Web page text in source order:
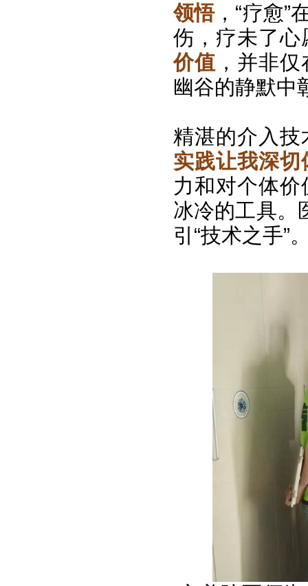
领悟，“疗愈”
伤，疗未了
价值 ，并非
幽谷的静默中
精湛的介入
实践让我深切
力和对个体
冰冷的工具。
引“技术之手”